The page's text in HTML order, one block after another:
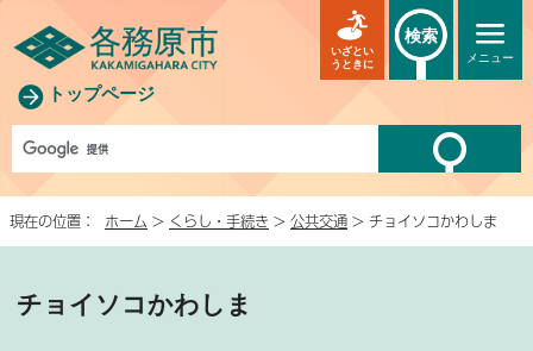
トップページ
メニュー
いざとい
うときに
検索
現在の位置： ホーム > くらし・手続き > 公共交通 > チョイソコかわしま
チョイソコかわしま